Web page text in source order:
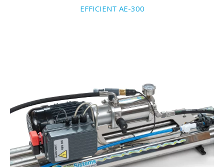
EFFICIENT AE-300